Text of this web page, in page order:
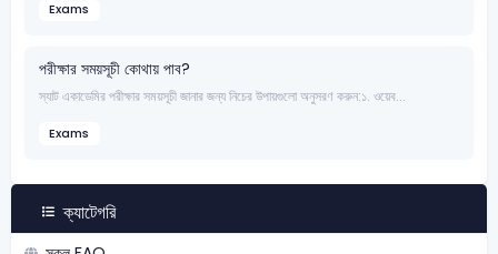
Exams
পরীক্ষার সময়সূচী কোথায় পাব?
স্যাট একাডেমির পরীক্ষার সময়সূচী জানার জন্য নিচের উপায়গুলো অনুসরণ করুন:১. ওয়েব...
Exams
ক্যাটেগরি